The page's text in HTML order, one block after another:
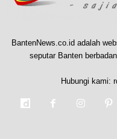
BantenNews.co.id adalah
seputar Banten
Hubungi kami: